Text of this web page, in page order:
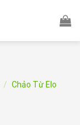
/ Chảo Từ Elo